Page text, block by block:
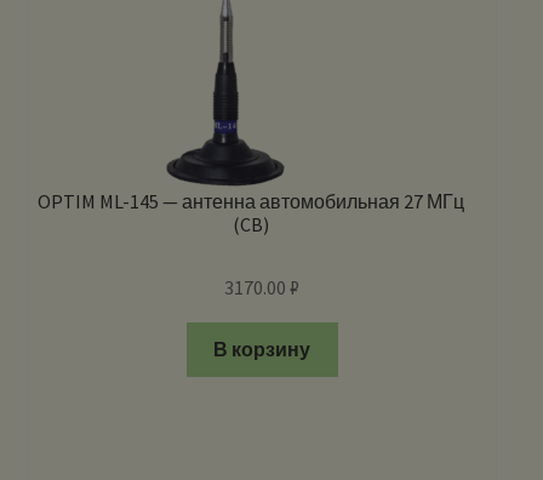
OPTIM ML-145 — антенна автомобильная 27 МГц
(CB)
3170.00₽
В корзину